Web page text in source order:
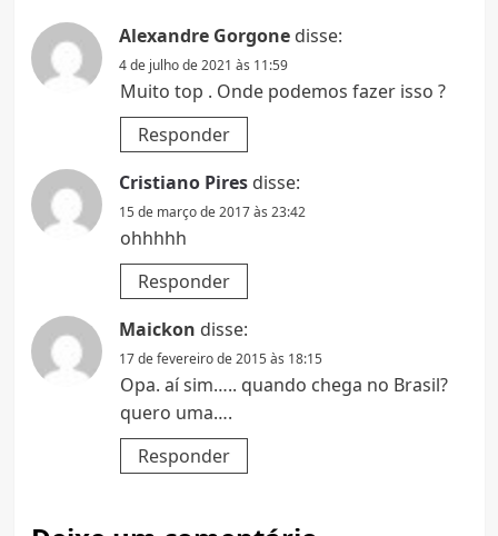
Alexandre Gorgone disse:
4 de julho de 2021 às 11:59
Muito top . Onde podemos fazer isso ?
Responder
Cristiano Pires disse:
15 de março de 2017 às 23:42
ohhhhh
Responder
Maickon disse:
17 de fevereiro de 2015 às 18:15
Opa. aí sim….. quando chega no Brasil?
quero uma….
Responder